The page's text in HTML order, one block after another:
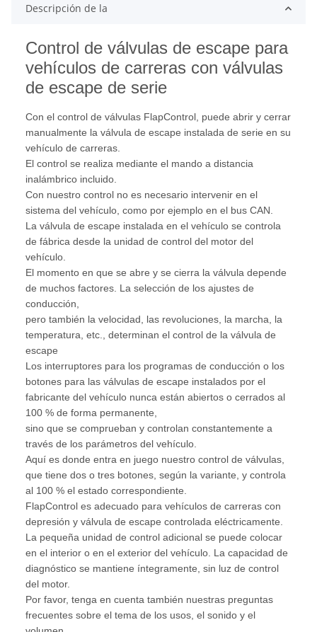
Descripción de la
Control de válvulas de escape para
vehículos de carreras con válvulas
de escape de serie
Con el control de válvulas FlapControl, puede abrir y cerrar
manualmente la válvula de escape instalada de serie en su
vehículo de carreras.
El control se realiza mediante el mando a distancia
inalámbrico incluido.
Con nuestro control no es necesario intervenir en el
sistema del vehículo, como por ejemplo en el bus CAN.
La válvula de escape instalada en el vehículo se controla
de fábrica desde la unidad de control del motor del
vehículo.
El momento en que se abre y se cierra la válvula depende
de muchos factores. La selección de los ajustes de
conducción,
pero también la velocidad, las revoluciones, la marcha, la
temperatura, etc., determinan el control de la válvula de
escape
Los interruptores para los programas de conducción o los
botones para las válvulas de escape instalados por el
fabricante del vehículo nunca están abiertos o cerrados al
100 % de forma permanente,
sino que se comprueban y controlan constantemente a
través de los parámetros del vehículo.
Aquí es donde entra en juego nuestro control de válvulas,
que tiene dos o tres botones, según la variante, y controla
al 100 % el estado correspondiente.
FlapControl es adecuado para vehículos de carreras con
depresión y válvula de escape controlada eléctricamente.
La pequeña unidad de control adicional se puede colocar
en el interior o en el exterior del vehículo. La capacidad de
diagnóstico se mantiene íntegramente, sin luz de control
del motor.
Por favor, tenga en cuenta también nuestras preguntas
frecuentes sobre el tema de los usos, el sonido y el